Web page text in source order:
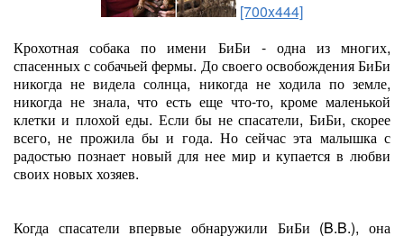
[700x444]
Крохотная собака по имени БиБи - одна из многих,
спасенных с собачьей фермы. До своего освобождения БиБи
никогда не видела солнца, никогда не ходила по земле,
никогда не знала, что есть еще что-то, кроме маленькой
клетки и плохой еды. Если бы не спасатели, БиБи, скорее
всего, не прожила бы и года. Но сейчас эта малышка с
радостью познает новый для нее мир и купается в любви
своих новых хозяев.
Когда спасатели впервые обнаружили БиБи (B.B.), она